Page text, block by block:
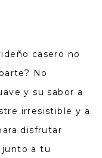
casero no
No
y su sabor a
irresistible y a
disfrutar
junto a tu